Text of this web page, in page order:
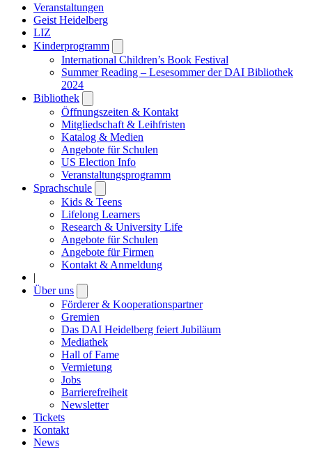
Veranstaltungen
Geist Heidelberg
LIZ
Kinderprogramm
submenu
International Children’s Book Festival
Summer Reading – Lesesommer der DAI Bibliothek
2024
Bibliothek
submenu
Öffnungszeiten & Kontakt
Mitgliedschaft & Leihfristen
Katalog & Medien
Angebote für Schulen
US Election Info
Veranstaltungsprogramm
Sprachschule
submenu
Kids & Teens
Lifelong Learners
Research & University Life
Angebote für Schulen
Angebote für Firmen
Kontakt & Anmeldung
|
Über uns
submenu
Förderer & Kooperationspartner
Gremien
Das DAI Heidelberg feiert Jubiläum
Mediathek
Hall of Fame
Vermietung
Jobs
Barrierefreiheit
Newsletter
Tickets
Kontakt
News